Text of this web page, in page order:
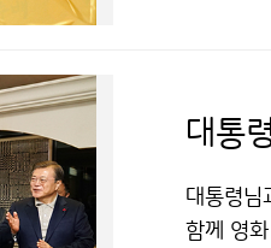
대통
대통령님
함께 영